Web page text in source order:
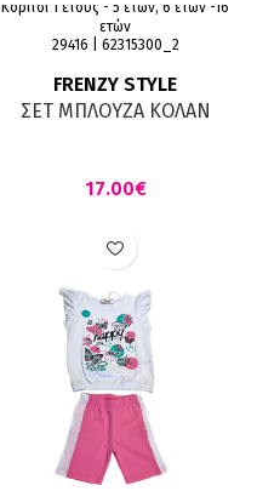
Κορίτσι 1 έτους - 5 ετών, 6 ετών -16
ετών
29416 | 62315300_2
FRENZY STYLE
ΣΕΤ ΜΠΛΟΥΖΑ ΚΟΛΑΝ
€